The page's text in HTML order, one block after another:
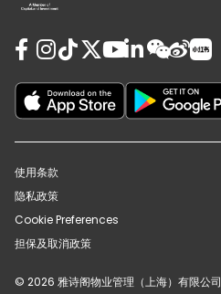
使用条款
隐私政策
Cookie Preferences
担保及取消政策
© 2026 雅诗阁物业管理（上海）有限公司